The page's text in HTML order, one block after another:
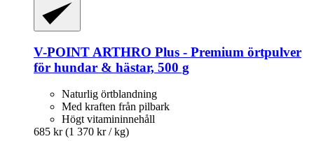
V-POINT ARTHRO Plus -​ Premium örtpulver
för hundar & hästar, 500 g
Naturlig örtblandning
Med kraften från pilbark
Högt vitamininnehåll
685 kr (1 370 kr / kg)